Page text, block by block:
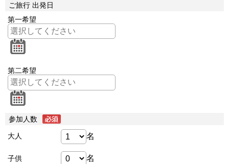
ご旅行 出発日
第一希望
第二希望
参加人数
大人 名
子供 名